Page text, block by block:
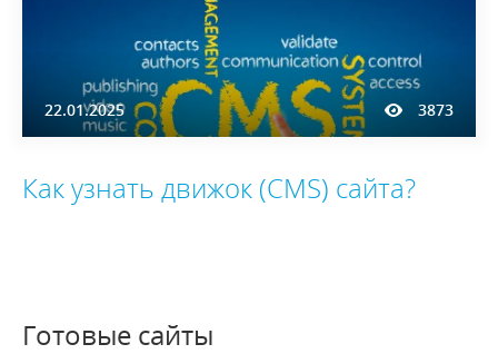
22.01.2025 3873
Как узнать движок (CMS) сайта?
Готовые сайты